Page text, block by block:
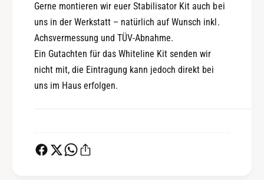
e
r
m
a
n
e
Gerne montieren wir euer Stabilisator Kit auch bei
uns in der Werkstatt – natürlich auf Wunsch inkl.
Achsvermessung und TÜV-Abnahme.
Ein Gutachten für das Whiteline Kit senden wir
nicht mit, die Eintragung kann jedoch direkt bei
uns im Haus erfolgen.